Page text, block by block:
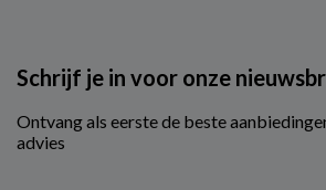
Schrijf je in voor onze
Ontvang als eerste de beste
advies